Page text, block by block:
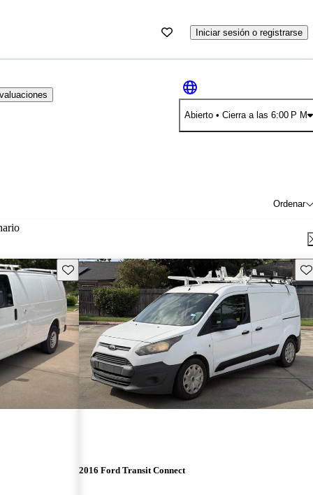
Iniciar sesión o registrarse
Abierto• Cierra a las 6:00 P M
Ordenar
Guarda este Aviso
2016 Ford Transit Connect